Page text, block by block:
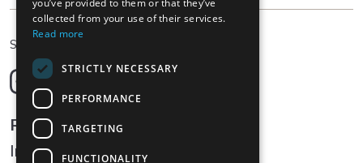
Sprache wählen
Deutsch
English
Français
Italiano
Rechtliches
Impressum
you’ve provided to them or that they’ve
collected from your use of their services.
Read more
STRICTLY NECESSARY
PERFORMANCE
TARGETING
FUNCTIONALITY